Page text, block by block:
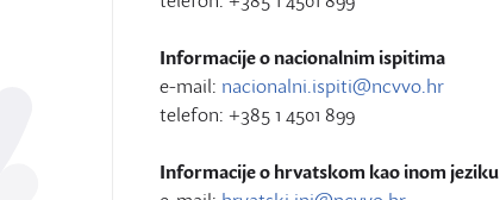
Informacije o nacionalnim ispitima
e-mail: nacionalni.ispiti@ncvvo.hr
telefon: +385 1 4501 899
Informacije o hrvatskom kao inom jeziku